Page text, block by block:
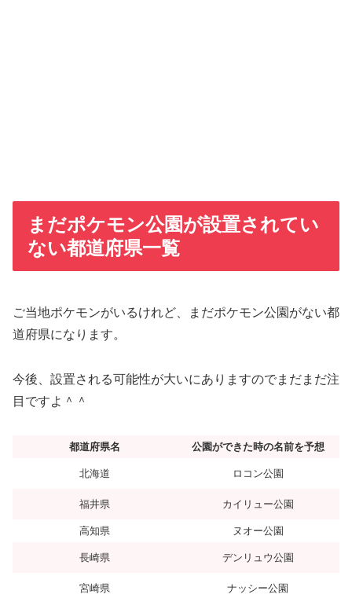
まだポケモン公園が設置されてい
ない都道府県一覧
ご当地ポケモンがいるけれど、まだポケモン公園がない都
道府県になります。
今後、設置される可能性が大いにありますのでまだまだ注
目ですよ＾＾
都道府県名 公園ができた時の名前を予想
北海道 ロコン公園
福井県 カイリュー公園
高知県 ヌオー公園
長崎県 デンリュウ公園
宮崎県 ナッシー公園